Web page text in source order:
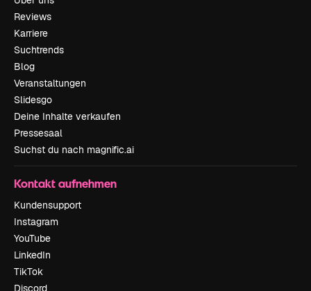
Reviews
Karriere
Suchtrends
Blog
Veranstaltungen
Slidesgo
Deine Inhalte verkaufen
Pressesaal
Suchst du nach magnific.ai
Kontakt aufnehmen
Kundensupport
Instagram
YouTube
LinkedIn
TikTok
Discord